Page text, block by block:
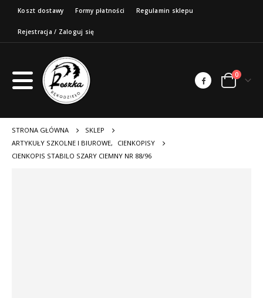
Koszt dostawy Formy płatności Regulamin sklepu
Rejestracja / Zaloguj się
0
STRONA GŁÓWNA
SKLEP
ARTYKUŁY SZKOLNE I BIUROWE,
CIENKOPISY
CIENKOPIS STABILO SZARY CIEMNY NR 88/96